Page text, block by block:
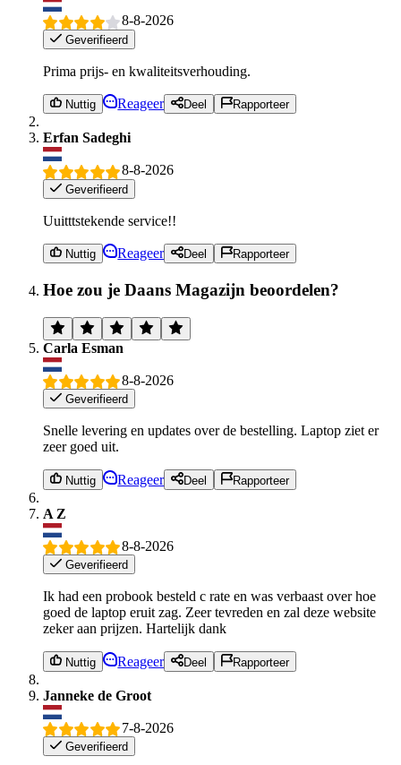
8-8-2026
Geverifieerd
Prima prijs- en kwaliteitsverhouding.
Nuttig Reageer Deel Rapporteer
Erfan Sadeghi
8-8-2026
Geverifieerd
Uuitttstekende service!!
Nuttig Reageer Deel Rapporteer
Hoe zou je Daans Magazijn beoordelen?
Carla Esman
8-8-2026
Geverifieerd
Snelle levering en updates over de bestelling. Laptop ziet er
zeer goed uit.
Nuttig Reageer Deel Rapporteer
A Z
8-8-2026
Geverifieerd
Ik had een probook besteld c rate en was verbaast over hoe
goed de laptop eruit zag. Zeer tevreden en zal deze website
zeker aan prijzen. Hartelijk dank
Nuttig Reageer Deel Rapporteer
Janneke de Groot
7-8-2026
Geverifieerd